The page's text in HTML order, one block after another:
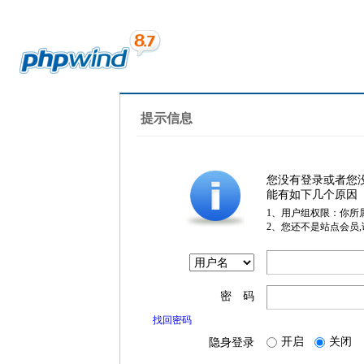
提示信息
您没有登录或者您
能有如下几个原因
1、用户组权限：你所
2、您还不是站点会员
密 码
找回密码
隐身登录 开启 关闭